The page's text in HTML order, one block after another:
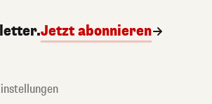
Jetzt abonnieren